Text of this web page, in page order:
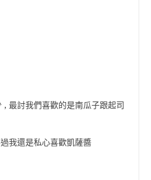
, 最討我們喜歡的是南瓜子跟起司
我還是私心喜歡凱薩醬